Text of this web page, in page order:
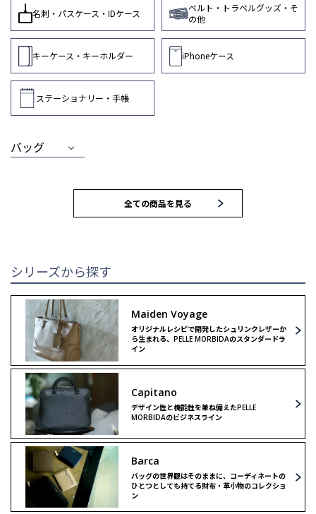
名刺・パスケース・IDケース
ベルト・トラベルグッズ・そ
の他
キーケース・キーホルダー iPhoneケース
ステーショナリー・手帳
バッグ
ウォレット
クラッチ＆
セカンドバッグ
バックパック
ボストンバッグ
ショルダーバッグ
リミテッドモデル
ウォレット
クラッチ＆
セカンドバッグ
ゴルフ
全ての商品を見る
シリーズから探す
Maiden Voyage
オリジナルレシピで開発したシュリンクレザーか
ら生まれる、PELLE MORBIDAのスタンダードラ
イン
Capitano
デザイン性と機能性を兼ね備えたPELLE
MORBIDAのビジネスライン
Barca
バッグの世界観はそのままに、コーディネートの
ひとつとしても持てる財布・革小物のコレクショ
ン